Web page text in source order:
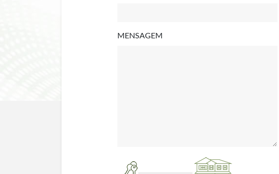
MENSAGEM